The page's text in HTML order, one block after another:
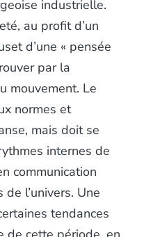
industrielle.
au profit d’un
d’une « pensée
par la
mouvement. Le
normes et
mais doit se
internes de
communication
l’univers. Une
tendances